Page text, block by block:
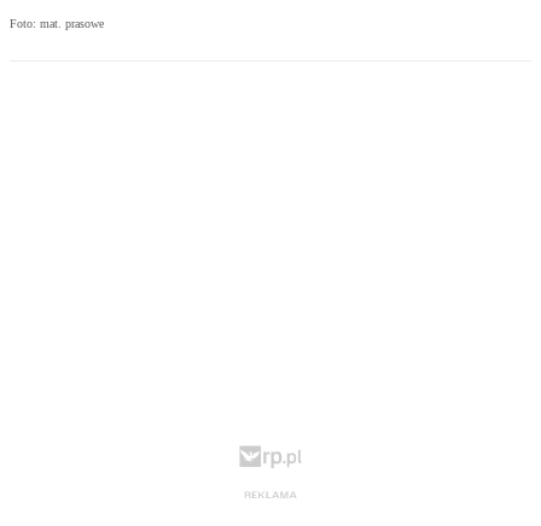
Foto: mat. prasowe